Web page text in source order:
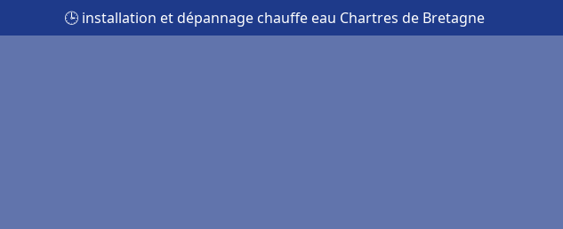
🕒 installation et dépannage chauffe eau Chartres de Bretagne